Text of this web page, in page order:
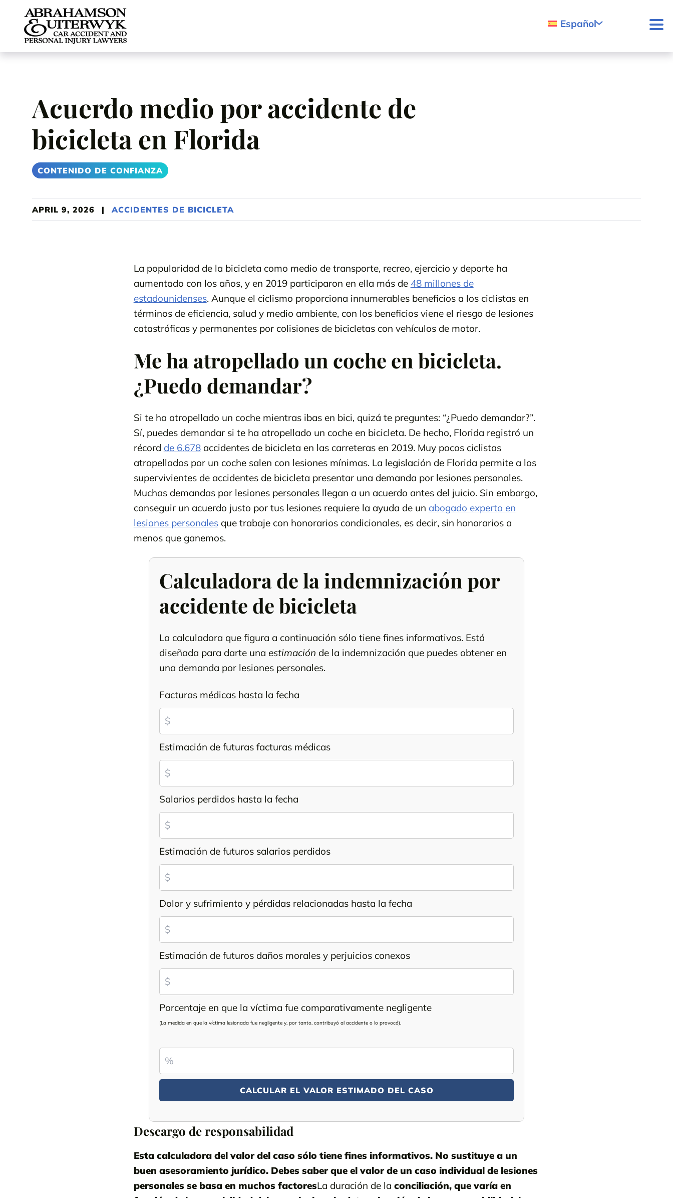
Skip to content
Español
Acuerdo medio por accidente de
bicicleta en Florida
CONTENIDO DE CONFIANZA
APRIL 9, 2026 | ACCIDENTES DE BICICLETA
La popularidad de la bicicleta como medio de transporte, recreo, ejercicio y deporte ha
aumentado con los años, y en 2019 participaron en ella más de 48 millones de
estadounidenses. Aunque el ciclismo proporciona innumerables beneficios a los ciclistas en
términos de eficiencia, salud y medio ambiente, con los beneficios viene el riesgo de lesiones
catastróficas y permanentes por colisiones de bicicletas con vehículos de motor.
Me ha atropellado un coche en bicicleta.
¿Puedo demandar?
Si te ha atropellado un coche mientras ibas en bici, quizá te preguntes: “¿Puedo demandar?”.
Sí, puedes demandar si te ha atropellado un coche en bicicleta. De hecho, Florida registró un
récord de 6.678accidentes de bicicleta en las carreteras en 2019. Muy pocos ciclistas
atropellados por un coche salen con lesiones mínimas. La legislación de Florida permite a los
supervivientes de accidentes de bicicleta presentar una demanda por lesiones personales.
Muchas demandas por lesiones personales llegan a un acuerdo antes del juicio. Sin embargo,
conseguir un acuerdo justo por tus lesiones requiere la ayuda de un abogado experto en
lesiones personalesque trabaje con honorarios condicionales, es decir, sin honorarios a
menos que ganemos.
Calculadora de la indemnización por
accidente de bicicleta
La calculadora que figura a continuación sólo tiene fines informativos. Está
diseñada para darte una estimación de la indemnización que puedes obtener en
una demanda por lesiones personales.
Facturas médicas hasta la fecha
Estimación de futuras facturas médicas
Salarios perdidos hasta la fecha
Estimación de futuros salarios perdidos
Dolor y sufrimiento y pérdidas relacionadas hasta la fecha
Estimación de futuros daños morales y perjuicios conexos
Porcentaje en que la víctima fue comparativamente negligente
(La medida en que la víctima lesionada fue negligente y, por tanto, contribuyó al accidente o lo provocó).
CALCULAR EL VALOR ESTIMADO DEL CASO
Descargo de responsabilidad
Esta calculadora del valor del caso sólo tiene fines informativos. No sustituye a un
buen asesoramiento jurídico. Debes saber que el valor de un caso individual de lesiones
personales se basa en muchos factoresLa duración de la conciliación, que varía en